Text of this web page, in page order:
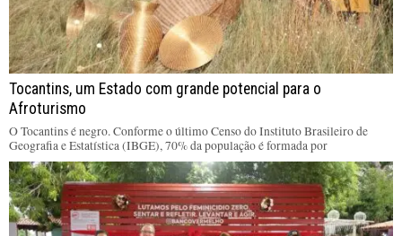
Tocantins, um Estado com grande potencial para o
Afroturismo
O Tocantins é negro. Conforme o último Censo do Instituto Brasileiro de
Geografia e Estatística (IBGE), 70% da população é formada por